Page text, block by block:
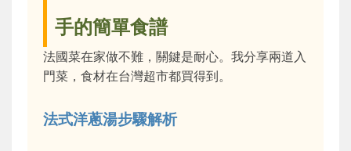
手的簡單食譜
法國菜在家做不難，關鍵是耐心。我分享兩道入
門菜，食材在台灣超市都買得到。
法式洋蔥湯步驟解析